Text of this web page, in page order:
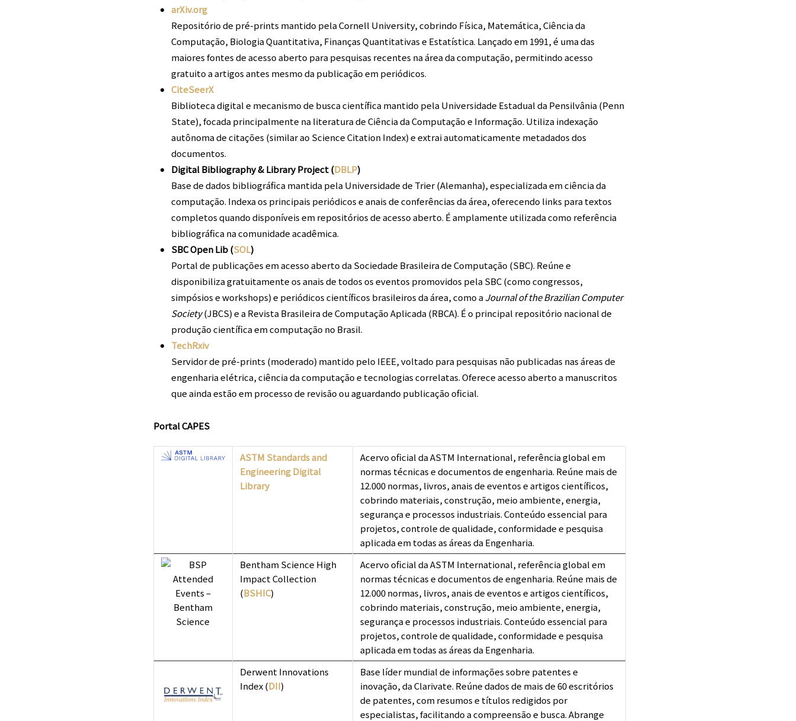
arXiv.org
Repositório de pré-prints mantido pela Cornell University, cobrindo Física, Matemática, Ciência da
Computação, Biologia Quantitativa, Finanças Quantitativas e Estatística. Lançado em 1991, é uma das
maiores fontes de acesso aberto para pesquisas recentes na área da computação, permitindo acesso
gratuito a artigos antes mesmo da publicação em periódicos.
CiteSeerX
Biblioteca digital e mecanismo de busca científica mantido pela Universidade Estadual da Pensilvânia (Penn
State), focada principalmente na literatura de Ciência da Computação e Informação. Utiliza indexação
autônoma de citações (similar ao Science Citation Index) e extrai automaticamente metadados dos
documentos.
Digital Bibliography & Library Project (DBLP)
Base de dados bibliográfica mantida pela Universidade de Trier (Alemanha), especializada em ciência da
computação. Indexa os principais periódicos e anais de conferências da área, oferecendo links para textos
completos quando disponíveis em repositórios de acesso aberto. É amplamente utilizada como referência
bibliográfica na comunidade acadêmica.
SBC Open Lib (SOL)
Portal de publicações em acesso aberto da Sociedade Brasileira de Computação (SBC). Reúne e
disponibiliza gratuitamente os anais de todos os eventos promovidos pela SBC (como congressos,
simpósios e workshops) e periódicos científicos brasileiros da área, como aJournal of the Brazilian Computer
Society(JBCS) e a Revista Brasileira de Computação Aplicada (RBCA). É o principal repositório nacional de
produção científica em computação no Brasil.
TechRxiv
Servidor de pré-prints (moderado) mantido pelo IEEE, voltado para pesquisas não publicadas nas áreas de
engenharia elétrica, ciência da computação e tecnologias correlatas. Oferece acesso aberto a manuscritos
que ainda estão em processo de revisão ou aguardando publicação oficial.
Portal CAPES
ASTM Standards and
Engineering Digital
Library
Acervo oficial da ASTM International, referência global em
normas técnicas e documentos de engenharia. Reúne mais de
12.000 normas, livros, anais de eventos e artigos científicos,
cobrindo materiais, construção, meio ambiente, energia,
segurança e processos industriais. Conteúdo essencial para
projetos, controle de qualidade, conformidade e pesquisa
aplicada em todas as áreas da Engenharia.
Bentham Science High
Impact Collection
(BSHIC)
Acervo oficial da ASTM International, referência global em
normas técnicas e documentos de engenharia. Reúne mais de
12.000 normas, livros, anais de eventos e artigos científicos,
cobrindo materiais, construção, meio ambiente, energia,
segurança e processos industriais. Conteúdo essencial para
projetos, controle de qualidade, conformidade e pesquisa
aplicada em todas as áreas da Engenharia.
Derwent Innovations
Index (DII)
Base líder mundial de informações sobre patentes e
inovação, da Clarivate. Reúne dados de mais de 60 escritórios
de patentes, com resumos e títulos redigidos por
especialistas, facilitando a compreensão e busca. Abrange